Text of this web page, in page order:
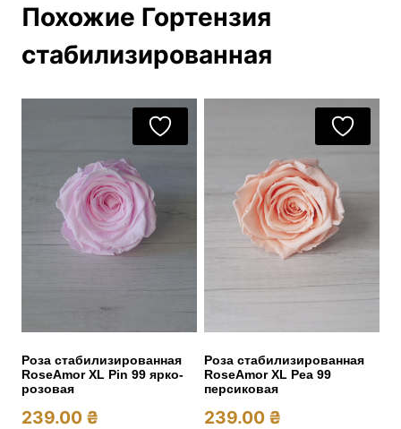
Похожие Гортензия
стабилизированная
Роза стабилизированная
RoseAmor XL Pin 99 ярко-
розовая
239.00 ₴
Роза стабилизированная
RoseAmor XL Pea 99
персиковая
239.00 ₴